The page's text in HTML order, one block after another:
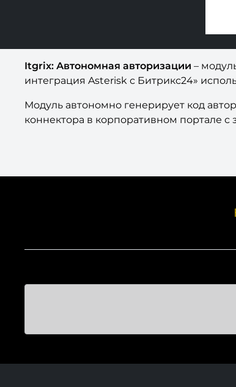
Itgrix: Автономная авторизации –
интеграция Asterisk с Битрикс24»
Модуль автономно генерирует код
коннектора в корпоративном портале